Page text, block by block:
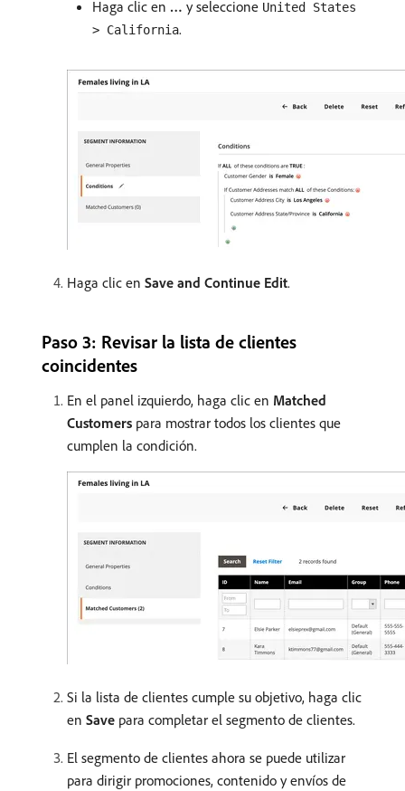
Haga clic en … y seleccione United States
> California.
Haga clic en Save and Continue Edit.
Paso 3: Revisar la lista de clientes
coincidentes
En el panel izquierdo, haga clic en Matched
Customers para mostrar todos los clientes que
cumplen la condición.
Si la lista de clientes cumple su objetivo, haga clic
en Save para completar el segmento de clientes.
El segmento de clientes ahora se puede utilizar
para dirigir promociones, contenido y envíos de